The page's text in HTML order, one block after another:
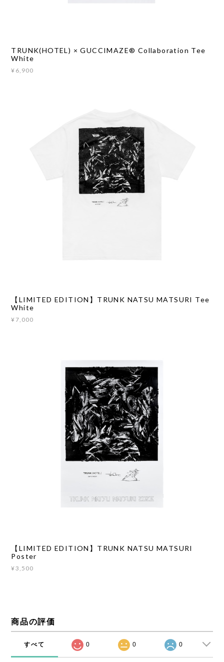
TRUNK(HOTEL) × GUCCIMAZE®︎ Collaboration Tee
White
¥6,900
【LIMITED EDITION】TRUNK NATSU MATSURI Tee
White
¥7,000
【LIMITED EDITION】TRUNK NATSU MATSURI
Poster
¥3,500
商品の評価
すべて 0 0 0